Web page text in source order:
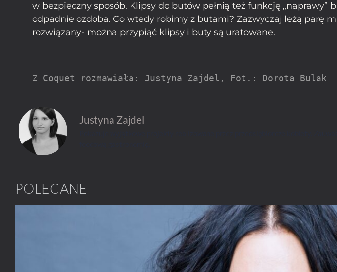
w bezpieczny sposób. Klipsy do butów pełnią też funkcję „naprawy”
odpadnie ozdoba. Co wtedy robimy z butami? Zazwyczaj leżą parę
rozwiązany- można przypiąć klipsy i buty są uratowane.
Z Coquet rozmawiała: Justyna Zajdel, Fot.: Dorota Bulak
Justyna Zajdel
POLECANE